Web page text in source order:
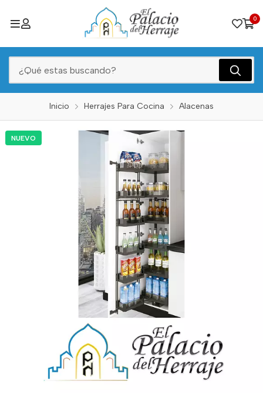
0
Inicio Herrajes Para Cocina Alacenas
NUEVO